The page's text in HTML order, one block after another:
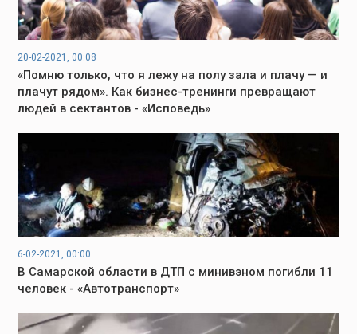
20-02-2021, 00:08
«Помню только, что я лежу на полу зала и плачу — и
плачут рядом». Как бизнес-тренинги превращают
людей в сектантов - «Исповедь»
6-02-2021, 00:00
В Самарской области в ДТП с минивэном погибли 11
человек - «Автотранспорт»